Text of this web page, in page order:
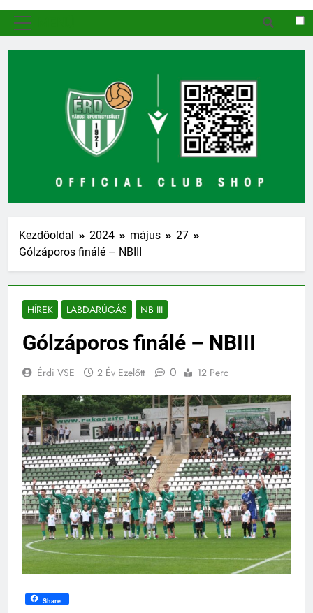
Kezdőoldal 2024 május
27
Gólzáporos finálé – NBIII
HÍREK LABDARÚGÁS NB III
Gólzáporos finálé – NBIII
Érdi VSE 2 Év Ezelőtt 0 12 Perc
Share